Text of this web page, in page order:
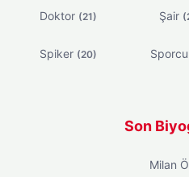
Doktor (21) Şair
Spiker (20) Sporcu
Son
Milan